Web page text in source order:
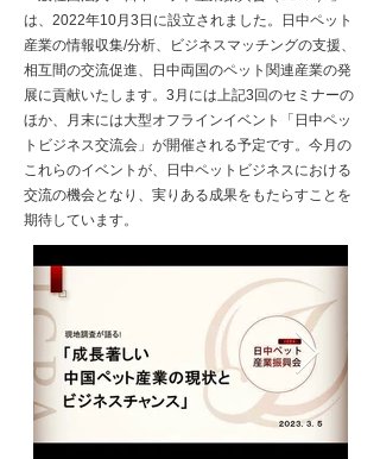
は、2022年10月3日に設立されました。日中ペット
産業の情報収集/分析、ビジネスマッチングの支援、
相互間の交流促進、日中両国のペット関連産業の発
展に貢献いたします。3月には上記3回のセミナーの
ほか、月末には大型オフラインイベント「日中ペッ
トビジネス交流会」が開催される予定です。今月の
これらのイベントが、日中ペットビジネスにおける
交流の機会となり、実りある成果をもたらすことを
期待しています。